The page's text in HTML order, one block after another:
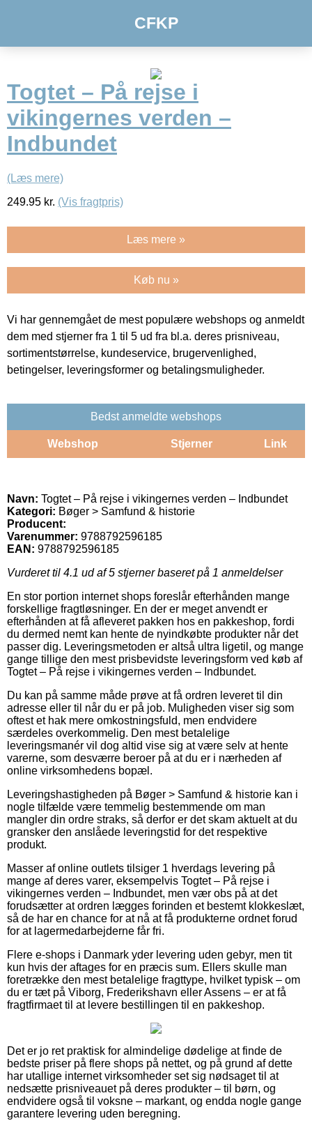
CFKP
Togtet – På rejse i
vikingernes verden –
Indbundet
(Læs mere)
249.95 kr. (Vis fragtpris)
Læs mere »
Køb nu »
Vi har gennemgået de mest populære webshops og anmeldt
dem med stjerner fra 1 til 5 ud fra bl.a. deres prisniveau,
sortimentstørrelse, kundeservice, brugervenlighed,
betingelser, leveringsformer og betalingsmuligheder.
Bedst anmeldte webshops
Webshop Stjerner Link
Navn: Togtet – På rejse i vikingernes verden – Indbundet
Kategori: Bøger > Samfund & historie
Producent:
Varenummer: 9788792596185
EAN: 9788792596185
Vurderet til 4.1 ud af 5 stjerner baseret på 1 anmeldelser
En stor portion internet shops foreslår efterhånden mange
forskellige fragtløsninger. En der er meget anvendt er
efterhånden at få afleveret pakken hos en pakkeshop, fordi
du dermed nemt kan hente de nyindkøbte produkter når det
passer dig. Leveringsmetoden er altså ultra ligetil, og mange
gange tillige den mest prisbevidste leveringsform ved køb af
Togtet – På rejse i vikingernes verden – Indbundet.
Du kan på samme måde prøve at få ordren leveret til din
adresse eller til når du er på job. Muligheden viser sig som
oftest et hak mere omkostningsfuld, men endvidere
særdeles overkommelig. Den mest betalelige
leveringsmanér vil dog altid vise sig at være selv at hente
varerne, som desværre beroer på at du er i nærheden af
online virksomhedens bopæl.
Leveringshastigheden på Bøger > Samfund & historie kan i
nogle tilfælde være temmelig bestemmende om man
mangler din ordre straks, så derfor er det skam aktuelt at du
gransker den anslåede leveringstid for det respektive
produkt.
Masser af online outlets tilsiger 1 hverdags levering på
mange af deres varer, eksempelvis Togtet – På rejse i
vikingernes verden – Indbundet, men vær obs på at det
forudsætter at ordren lægges forinden et bestemt klokkeslæt,
så de har en chance for at nå at få produkterne ordnet forud
for at lagermedarbejderne får fri.
Flere e-shops i Danmark yder levering uden gebyr, men tit
kun hvis der aftages for en præcis sum. Ellers skulle man
foretrække den mest betalelige fragttype, hvilket typisk – om
du er tæt på Viborg, Frederikshavn eller Assens – er at få
fragtfirmaet til at levere bestillingen til en pakkeshop.
Det er jo ret praktisk for almindelige dødelige at finde de
bedste priser på flere shops på nettet, og på grund af dette
har utallige internet virksomheder set sig nødsaget til at
nedsætte prisniveauet på deres produkter – til børn, og
endvidere også til voksne – markant, og endda nogle gange
garantere levering uden beregning.